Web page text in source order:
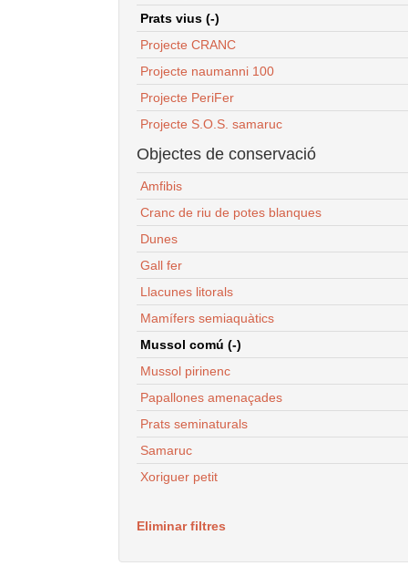
Prats vius (-)
Projecte CRANC
Projecte naumanni 100
Projecte PeriFer
Projecte S.O.S. samaruc
Objectes de conservació
Amfibis
Cranc de riu de potes blanques
Dunes
Gall fer
Llacunes litorals
Mamífers semiaquàtics
Mussol comú (-)
Mussol pirinenc
Papallones amenaçades
Prats seminaturals
Samaruc
Xoriguer petit
Eliminar filtres